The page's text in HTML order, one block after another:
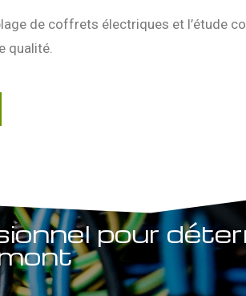
de coffrets électriques et l’étude
qualité.
pour